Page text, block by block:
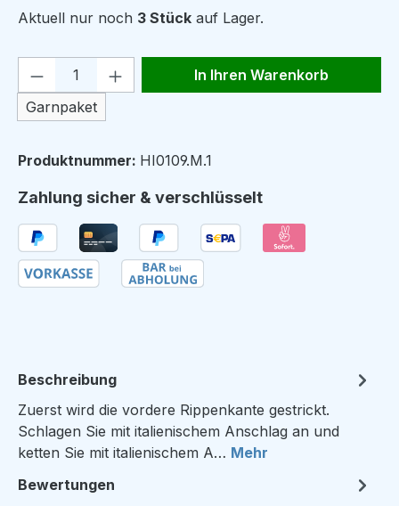
Aktuell nur noch 3 Stück auf Lager.
Produkt Anzahl: Gib den
Garnpaket
In Ihren Warenkorb
Produktnummer: HI0109.M.1
Zahlung sicher & verschlüsselt
Beschreibung
Zuerst wird die vordere Rippenkante gestrickt.
Schlagen Sie mit italienischem Anschlag an und
ketten Sie mit italienischem A… Mehr
Bewertungen